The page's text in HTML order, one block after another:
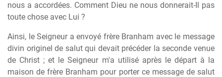
nous a accordées. Comment Dieu ne nous donnerait-Il pas
toute chose avec Lui ?
Ainsi, le Seigneur a envoyé frère Branham avec le message
divin originel de salut qui devait précéder la seconde venue
de Christ ; et le Seigneur m'a utilisé après le départ à la
maison de frère Branham pour porter ce message de salut